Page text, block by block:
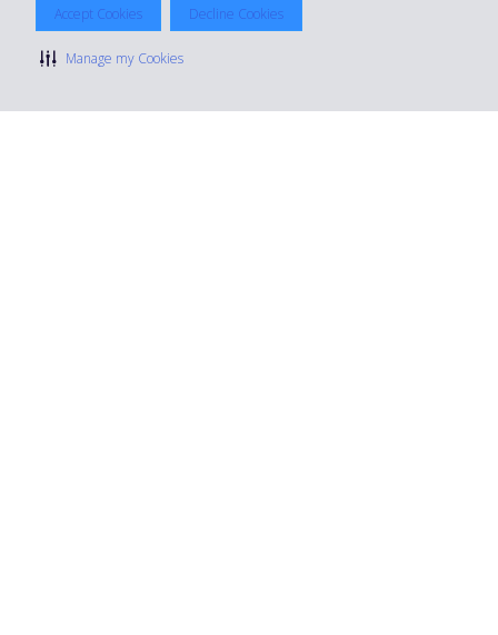
Accept Cookies Decline Cookies
Manage my Cookies
© 2026 The Hertz System, Inc.
Privacybeleid | Gebruiksvoorwaarden |
Sitemap